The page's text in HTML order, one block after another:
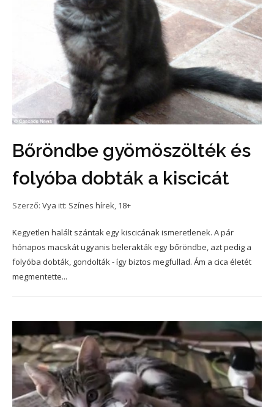
Bőröndbe gyömöszölték és
folyóba dobták a kiscicát
Szerző: Vya itt: Színes hírek, 18+
Kegyetlen halált szántak egy kiscicának ismeretlenek. A pár
hónapos macskát ugyanis belerakták egy bőröndbe, azt pedig a
folyóba dobták, gondolták - így biztos megfullad. Ám a cica életét
megmentette...